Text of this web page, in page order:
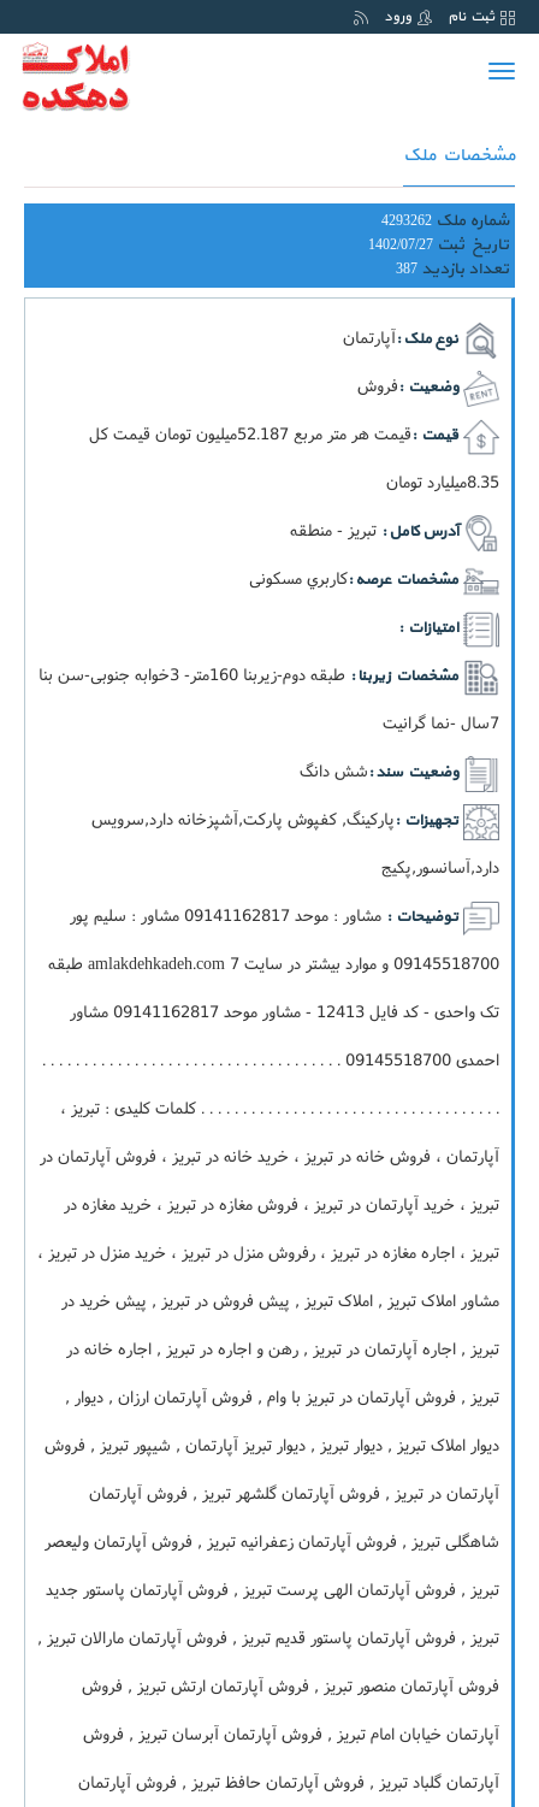
ثبت نام ورود
Toggle
مشخصات ملک
شماره ملک 4293262
تاریخ ثبت 1402/07/27
تعداد بازدید 387
نوع ملک :آپارتمان
وضعیت :فروش
قیمت :
قيمت هر متر مربع 52.187ميليون تومان قيمت کل
8.35ميليارد تومان
آدرس کامل : تبریز - منطقه
مشخصات عرصه :کاربري مسکونی
امتیازات :
مشخصات زیربنا :
طبقه دوم-زيربنا 160متر- 3خوابه جنوبی-سن بنا
7سال -نما گرانیت
وضعیت سند :شش دانگ
تجهیزات :پارکینگ, کفپوش پارکت,آشپزخانه دارد,سرویس
دارد,آسانسور,پکيج
توضیحات :
مشاور : موحد 09141162817 مشاور : سلیم پور
09145518700 و موارد بیشتر در سایت amlakdehkadeh.com 7 طبقه
تک واحدی - کد فایل 12413 - مشاور موحد 09141162817 مشاور
احمدی 09145518700 . . . . . . . . . . . . . . . . . . . . . . . . . . . . . . . . . . . .
. . . . . . . . . . . . . . . . . . . . . . . . . . . . . . . . . . . . کلمات کلیدی : تبریز ،
آپارتمان ، فروش خانه در تبریز ، خرید خانه در تبریز ، فروش آپارتمان در
تبریز ، خرید آپارتمان در تبریز ، فروش مغازه در تبریز ، خرید مغازه در
تبریز ، اجاره مغازه در تبریز ، رفروش منزل در تبریز ، خرید منزل در تبریز ،
مشاور املاک تبریز , املاک تبریز , پیش فروش در تبریز , پیش خرید در
تبریز , اجاره آپارتمان در تبریز , رهن و اجاره در تبریز , اجاره خانه در
تبریز , فروش آپارتمان در تبریز با وام , فروش آپارتمان ارزان , دیوار ,
دیوار املاک تبریز , دیوار تبریز , دیوار تبریز آپارتمان , شیپور تبریز , فروش
آپارتمان در تبریز , فروش آپارتمان گلشهر تبریز , فروش آپارتمان
شاهگلی تبریز , فروش آپارتمان زعفرانیه تبریز , فروش آپارتمان ولیعصر
تبریز , فروش آپارتمان الهی پرست تبریز , فروش آپارتمان پاستور جدید
تبریز , فروش آپارتمان پاستور قدیم تبریز , فروش آپارتمان مارالان تبریز ,
فروش آپارتمان منصور تبریز , فروش آپارتمان ارتش تبریز , فروش
آپارتمان خیابان امام تبریز , فروش آپارتمان آبرسان تبریز , فروش
آپارتمان گلباد تبریز , فروش آپارتمان حافظ تبریز , فروش آپارتمان